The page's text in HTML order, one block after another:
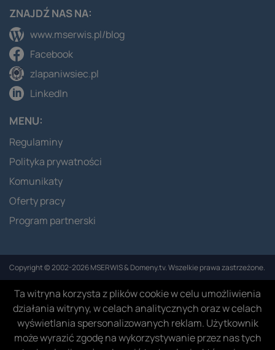
MENU:
Regulaminy
Polityka prywatności
Komunikaty
Oferty pracy
Program partnerski
ZNAJDŹ NAS NA:
www.mserwis.pl/blog
Facebook
zlapaniwsiec.pl
LinkedIn
Copyright © 2002-2026 MSERWIS & Domeny.tv. Wszelkie prawa zastrzeżone.
Ta witryna korzysta z plików cookie w celu umożliwienia
działania witryny, w celach analitycznych oraz w celach
wyświetlania spersonalizowanych reklam. Użytkownik
może wyrazić zgodę na wykorzystywanie przez nas tych